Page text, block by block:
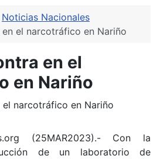
Noticias Nacionales
el narcotráfico en Nariño
en el
en Nariño
(25MAR2023).- Con la
de un laboratorio de